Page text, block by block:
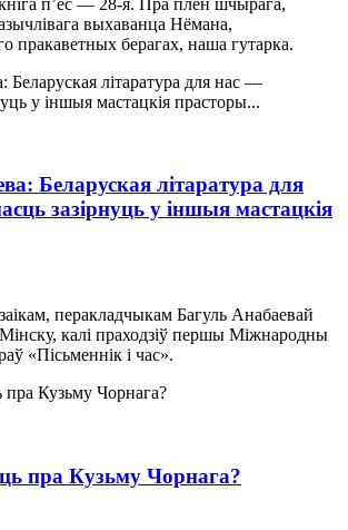
выхаванца Нёмана,
пракаветных берагах, наша гутарка.
Беларуская літаратура для
зазірнуць у іншыя мастацкія
перакладчыкам Багуль Анабаевай
калі праходзіў першы Міжнародны
«Пісьменнік і час».
пра Кузьму Чорнага?